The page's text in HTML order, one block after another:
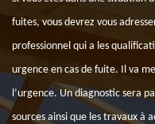
fuites, vous devrez vous
professionnel qui a les
urgence en cas de fuite. Il va
l’urgence. Un diagnostic sera
sources ainsi que les travaux à